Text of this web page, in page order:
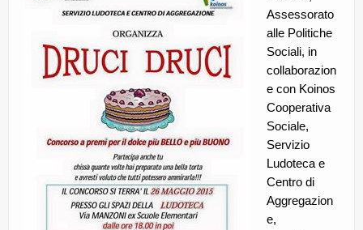
Whistleblowing
Lavora con noi
Centro Antiviolenza “Feminas” | PLUS Sanluri –
Assessorato
alle Politiche
Sociali, in
collaborazion
e con Koinos
Cooperativa
Sociale,
Servizio
Ludoteca e
Centro di
Aggregazion
e,